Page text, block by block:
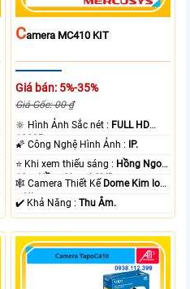
CAmera MC410 KIT
Giá bán: 5%-35%
Giá Gốc: 00 ₫
🔆 Hình Ảnh Sắc nét : FULL HD
1080P .
🌠 Công Nghệ Hình Ảnh :
IP.
⭐ Khi xem thiếu sáng : Hồng Ngoại
10m Hồng Ngoại SMD.
🕸️ Camera Thiết Kế Dome Kim loại
+ Nhựa.
️✔️ Khả Năng :Thu Âm.